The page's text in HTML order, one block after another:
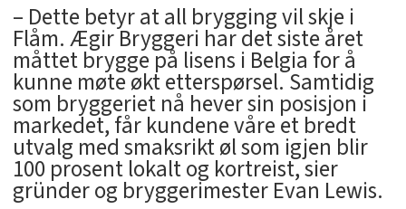
– Dette betyr at all brygging vil skje i
Flåm. Ægir Bryggeri har det siste året
måttet brygge på lisens i Belgia for å
kunne møte økt etterspørsel. Samtidig
som bryggeriet nå hever sin posisjon i
markedet, får kundene våre et bredt
utvalg med smaksrikt øl som igjen blir
100 prosent lokalt og kortreist, sier
gründer og bryggerimester Evan Lewis.